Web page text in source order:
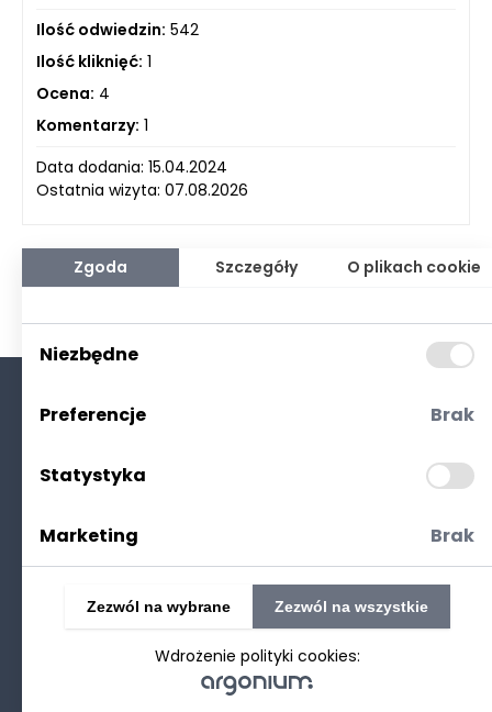
Ilość odwiedzin: 542
Ilość kliknięć: 1
Ocena: 4
Komentarzy: 1
Data dodania: 15.04.2024
Ostatnia wizyta: 07.08.2026
Polityka prywatności
©2025 Realizacjastrony www: Technetium.pl
Zgoda Szczegóły O plikach cookie
Niezbędne
Preferencje Brak
Statystyka
Marketing Brak
Wdrożenie polityki cookies:
Zezwól na wybrane Zezwól na wszystkie